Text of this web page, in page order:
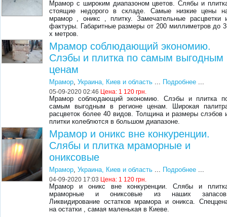
Мрамор с широким диапазоном цветов. Слябы и
стоящие недорого в складе. Самые низкие цены
мрамор , оникс , плитку. Замечательные расцветки
фактуры. Габаритные размеры от 200 миллиметров до
х метров.
Мрамор соблюдающий экономию.
Слэбы и плитка по самым выгодным
ценам
Мрамор,Украина, Киев и область ... Подробнее ...
05-09-2020 02:46 Цена: 1 120 грн.
Мрамор соблюдающий экономию. Слэбы и плитка
самым выгодным в регионе ценам. Широкая
расцветок более 40 видов. Толщина и размеры слэбов
плитки колеблются в большом диапазоне.
Мрамор и оникс вне конкуренции.
Слябы и плитка мраморные и
ониксовые
Мрамор,Украина, Киев и область ... Подробнее ...
04-09-2020 17:03 Цена: 1 120 грн.
Мрамор и оникс вне конкуренции. Слябы и
мраморные и ониксовые из наших
Ликвидирование остатков мрамора и оникса.
на остатки , самая маленькая в Киеве.